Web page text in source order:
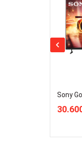
Công
HDR10
Dynamic
RGB
Quick